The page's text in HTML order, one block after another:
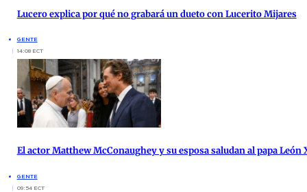
Lucero explica por qué no grabará un dueto con Lucerito Mijares
GENTE
14:08 ECT
El actor Matthew McConaughey y su esposa saludan al papa León
GENTE
09:54 ECT